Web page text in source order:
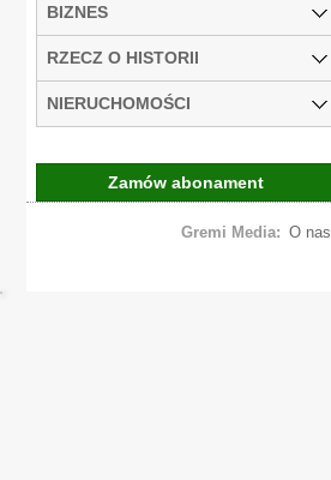
BIZNES
RZECZ O HISTORII
NIERUCHOMOŚCI
Zamów abonament
Gremi Media: O nas